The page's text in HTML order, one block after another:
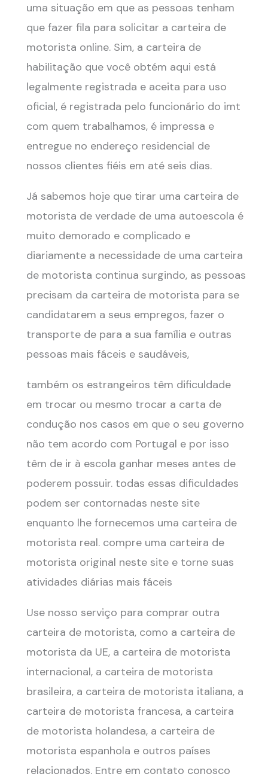
uma situação em que as pessoas tenham
que fazer fila para solicitar a carteira de
motorista online. Sim, a carteira de
habilitação que você obtém aqui está
legalmente registrada e aceita para uso
oficial, é registrada pelo funcionário do imt
com quem trabalhamos, é impressa e
entregue no endereço residencial de
nossos clientes fiéis em até seis dias.
Já sabemos hoje que tirar uma carteira de
motorista de verdade de uma autoescola é
muito demorado e complicado e
diariamente a necessidade de uma carteira
de motorista continua surgindo, as pessoas
precisam da carteira de motorista para se
candidatarem a seus empregos, fazer o
transporte de para a sua família e outras
pessoas mais fáceis e saudáveis,
também os estrangeiros têm dificuldade
em trocar ou mesmo trocar a carta de
condução nos casos em que o seu governo
não tem acordo com Portugal e por isso
têm de ir à escola ganhar meses antes de
poderem possuir. todas essas dificuldades
podem ser contornadas neste site
enquanto lhe fornecemos uma carteira de
motorista real. compre uma carteira de
motorista original neste site e torne suas
atividades diárias mais fáceis
Use nosso serviço para comprar outra
carteira de motorista, como a carteira de
motorista da UE, a carteira de motorista
internacional, a carteira de motorista
brasileira, a carteira de motorista italiana, a
carteira de motorista francesa, a carteira
de motorista holandesa, a carteira de
motorista espanhola e outros países
relacionados. Entre em contato conosco